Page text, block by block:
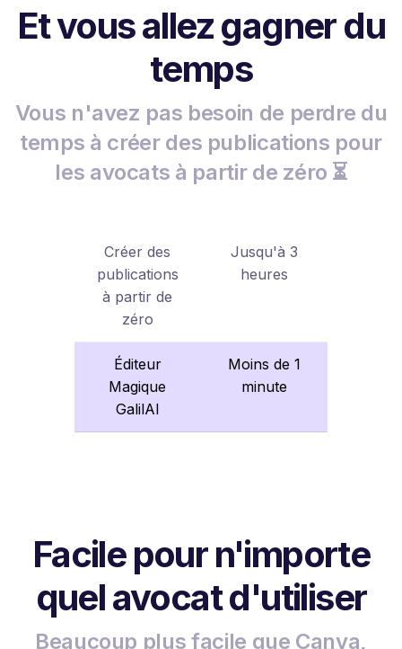
Et vous allez gagner du
temps
Vous n'avez pas besoin de perdre du
temps à créer des publications pour
les avocats à partir de zéro ⏳
Créer des
publications
à partir de
zéro
Jusqu'à 3
heures
Éditeur
Magique
GalilAI
Moins de 1
minute
Facile pour n'importe
quel avocat d'utiliser
Beaucoup plus facile que Canva,